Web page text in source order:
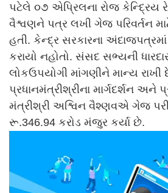
પટેલે ૦૭ એપ્રિલના રોજ કેન્દ્રિય
વૈશ્વણને પત્ર લખી ગેજ પરિવર્તન
હતી. કેન્દ્ર સરકારના
કરાયો નહોતો. સંસદ સભ્યની
લોકઉપયોગી માંગણીને માન્ય રાખી
પ્રધાનમંત્રીશ્રીના માર્ગદર્શન અને
મંત્રીશ્રી અશ્વિન વૈશ્ણવએ ગેજ
રૂ.346.94 કરોડ મંજુર કર્યા છે.